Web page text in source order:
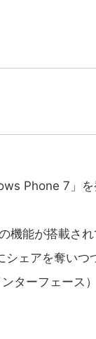
Phone 7」
能が搭載さ
ェアを奪いつ
ターフェース